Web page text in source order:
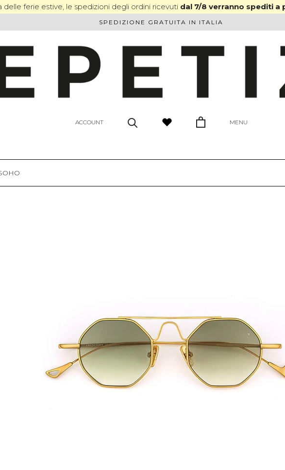
delle ferie estive, le spedizioni degli ordini ricevuti dal 7/8 verranno spediti a
SPEDIZIONE GRATUITA IN ITALIA
ACCOUNT MENU